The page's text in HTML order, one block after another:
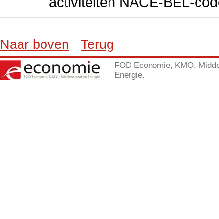
Naar boven Terug
FOD Economie, KMO,
Energie.